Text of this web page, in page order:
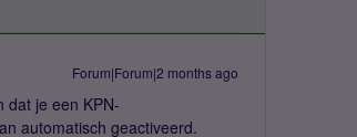
Forum|Forum|2 months ago
dat je een KPN-
automatisch geactiveerd.